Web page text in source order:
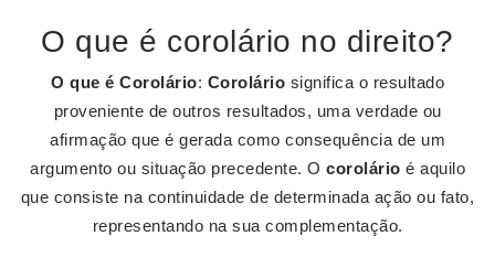
O que é corolário no direito?
O que é Corolário: Corolário significa o resultado
proveniente de outros resultados, uma verdade ou
afirmação que é gerada como consequência de um
argumento ou situação precedente. O corolário é aquilo
que consiste na continuidade de determinada ação ou fato,
representando na sua complementação.